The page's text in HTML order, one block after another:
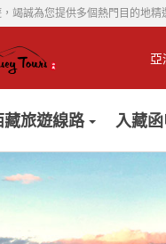
竭誠為您提供多個熱門目的地精
亞
藏旅遊線路 入藏